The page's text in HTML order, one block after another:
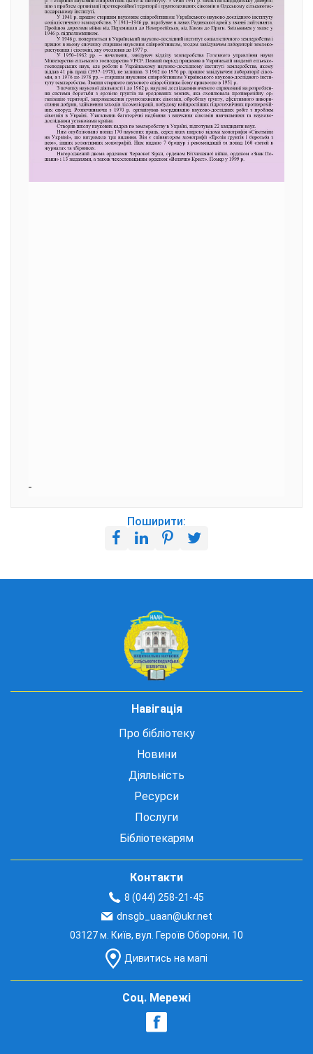
Поширити:
Навігація
Про бібліотеку
Новини
Діяльність
Ресурси
Послуги
Бібліотекарям
Контакти
8 (044) 258-21-45
dnsgb_uaan@ukr.net
03127 м. Київ, вул. Героїв Оборони, 10
Дивитись на мапі
Соц. Мережі